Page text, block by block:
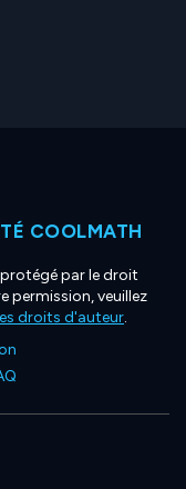
COOLMATH
par le droit
permission, veuillez
droits d'auteur.